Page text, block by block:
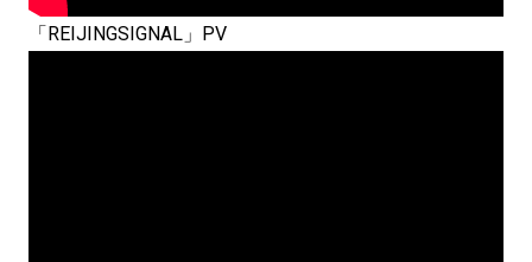
「REIJINGSIGNAL」PV